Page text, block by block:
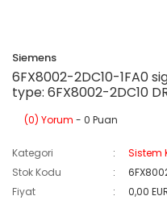
Siemens
6FX8002-2DC10-1FA0
type: 6FX8002-2DC10
(0) Yorum - 0 Puan
Kategori
Sistem
Stok Kodu
Fiyat
0,00